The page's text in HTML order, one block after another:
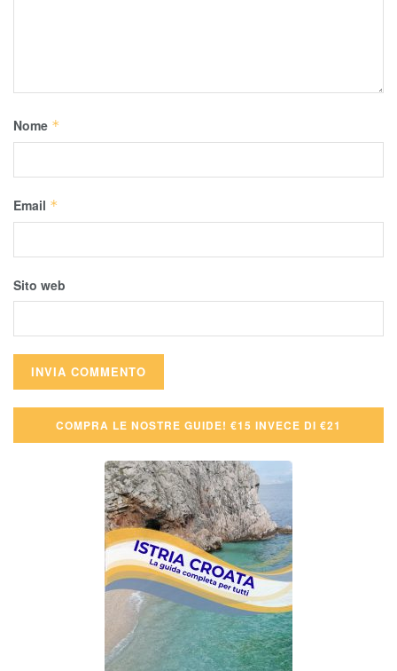
Nome *
Email *
Sito web
COMPRA LE NOSTRE GUIDE! €15 INVECE DI €21